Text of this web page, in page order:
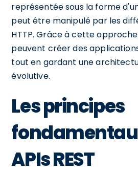
représentée sous la forme
peut être manipulé par les
HTTP. Grâce à cette
peuvent créer des
tout en gardant une
évolutive.
Les principes
APIs REST